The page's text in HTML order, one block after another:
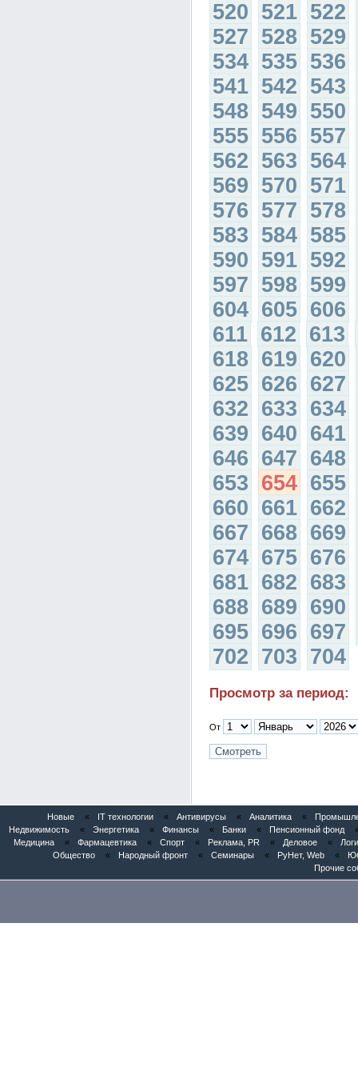
520 521 522
527 528 529
534 535 536
541 542 543
548 549 550
555 556 557
562 563 564
569 570 571
576 577 578
583 584 585
590 591 592
597 598 599
604 605 606
611 612 613
618 619 620
625 626 627
632 633 634
639 640 641
646 647 648
653 654 655
660 661 662
667 668 669
674 675 676
681 682 683
688 689 690
695 696 697
702 703 704
Просмотр за период:
От
Новые « IT технологии « Антивирусы « Аналитика «
Недвижимость
« Энергетика « Финансы « Банки « Пенсионный фонд
Медицина
« Фармацевтика « Спорт « Реклама, PR « Деловое «
Общество
« Народный фронт « Семинары « РуНет, Web «
Прочие